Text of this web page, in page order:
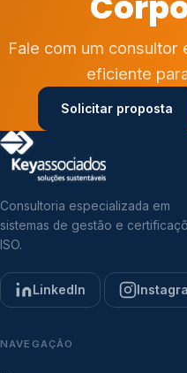
Fale com um consultor
eficiente
Solicitar proposta
Consultoria especializada em
sistemas de gestão e
ISO.
LinkedIn
NAVEGAÇÃO